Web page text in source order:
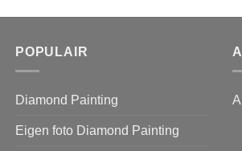
POPULAIR
Diamond Painting
Eigen foto Diamond Painting